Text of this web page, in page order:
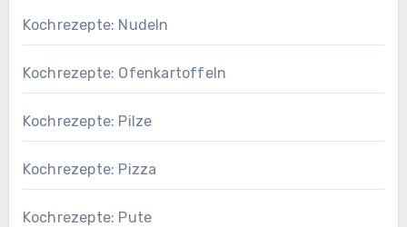
Kochrezepte: Nudeln
Kochrezepte: Ofenkartoffeln
Kochrezepte: Pilze
Kochrezepte: Pizza
Kochrezepte: Pute